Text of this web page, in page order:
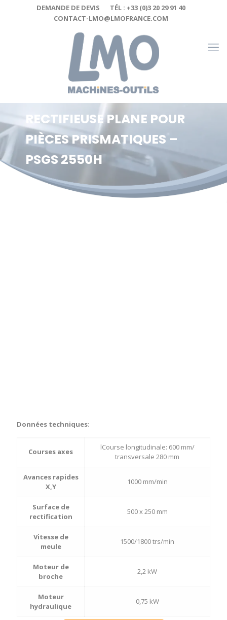
DEMANDE DE DEVIS
TÉL : +33 (0)3 20 29 91 40
CONTACT-LMO@LMOFRANCE.COM
RECTIFIEUSE PLANE POUR
PIÈCES PRISMATIQUES –
PSGS 2550H
Données techniques:
Courses axes
lCourse longitudinale: 600 mm/
transversale 280 mm
Avances rapides
X,Y
1000 mm/min
Surface de
rectification
500 x 250 mm
Vitesse de
meule
1500/1800 trs/min
Moteur de
broche
2,2 kW
Moteur
hydraulique
0,75 kW
Cookies management panel